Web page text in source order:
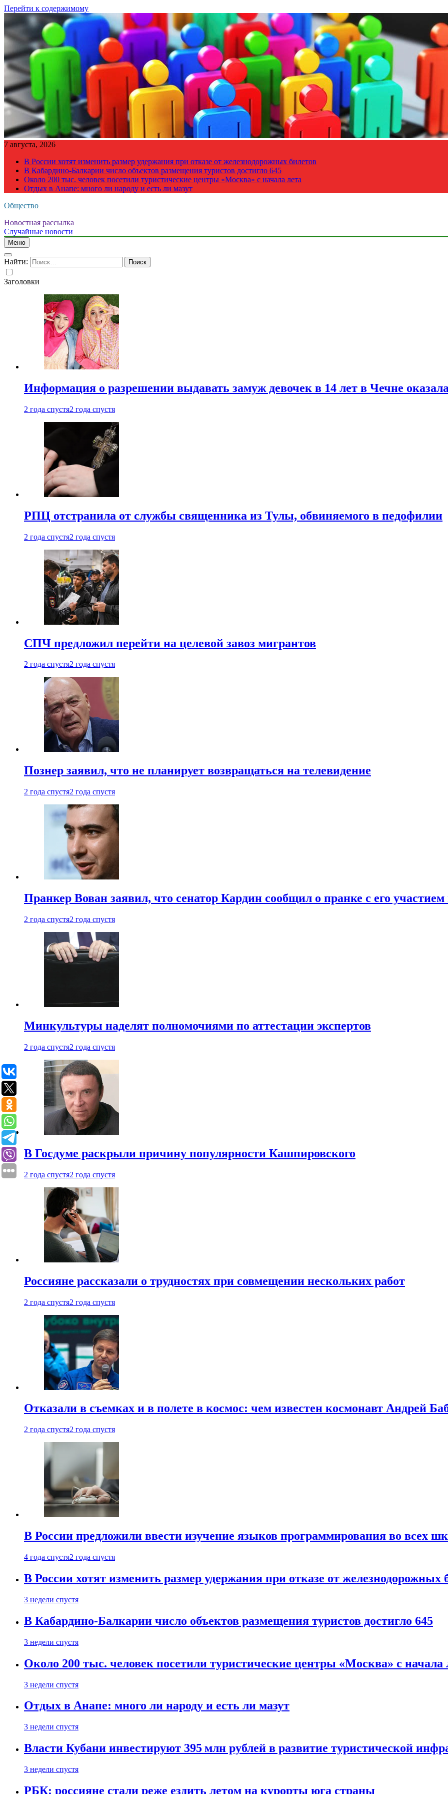
Перейти к содержимому
7 августа, 2026
В России хотят изменить размер удержания при отказе от железнодорожных билетов
В Кабардино-Балкарии число объектов размещения туристов достигло 645
Около 200 тыс. человек посетили туристические центры «Москва» с начала лета
Отдых в Анапе: много ли народу и есть ли мазут
Общество
Новостная рассылка
Случайные новости
Меню
Найти:
Заголовки
Информация о разрешении выдавать замуж девочек в 14 лет в Чечне
2 года спустя2 года спустя
РПЦ отстранила от службы священника из Тулы, обвиняемого в педофилии
2 года спустя2 года спустя
СПЧ предложил перейти на целевой завоз мигрантов
2 года спустя2 года спустя
Познер заявил, что не планирует возвращаться на телевидение
2 года спустя2 года спустя
Пранкер Вован заявил, что сенатор Кардин сообщил о пранке с его
2 года спустя2 года спустя
Минкультуры наделят полномочиями по аттестации экспертов
2 года спустя2 года спустя
В Госдуме раскрыли причину популярности Кашпировского
2 года спустя2 года спустя
Россияне рассказали о трудностях при совмещении нескольких работ
2 года спустя2 года спустя
Отказали в съемках и в полете в космос: чем известен космонавт Андрей
2 года спустя2 года спустя
В России предложили ввести изучение языков программирования во всех
4 года спустя2 года спустя
В России хотят изменить размер удержания при отказе от железнодорожных
3 недели спустя
В Кабардино-Балкарии число объектов размещения туристов достигло 645
3 недели спустя
Около 200 тыс. человек посетили туристические центры «Москва» с начала
3 недели спустя
Отдых в Анапе: много ли народу и есть ли мазут
3 недели спустя
Власти Кубани инвестируют 395 млн рублей в развитие туристической
3 недели спустя
РБК: россияне стали реже ездить летом на курорты юга страны